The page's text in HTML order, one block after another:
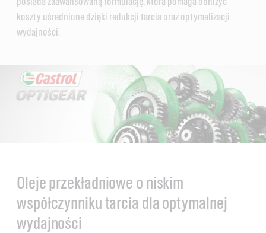
koszty uśrednione dzięki redukcji tarcia oraz optymalizacji
wydajności.
Oleje przekładniowe o niskim
współczynniku tarcia dla optymalnej
wydajności